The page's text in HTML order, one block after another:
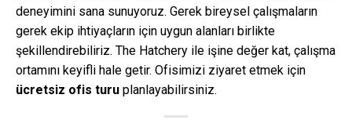
deneyimini sana sunuyoruz. Gerek bireysel çalışmaların
gerek ekip ihtiyaçların için uygun alanları birlikte
şekillendirebiliriz. The Hatchery ile işine değer kat, çalışma
ortamını keyifli hale getir. Ofisimizi ziyaret etmek için
ücretsiz ofis turu planlayabilirsiniz.